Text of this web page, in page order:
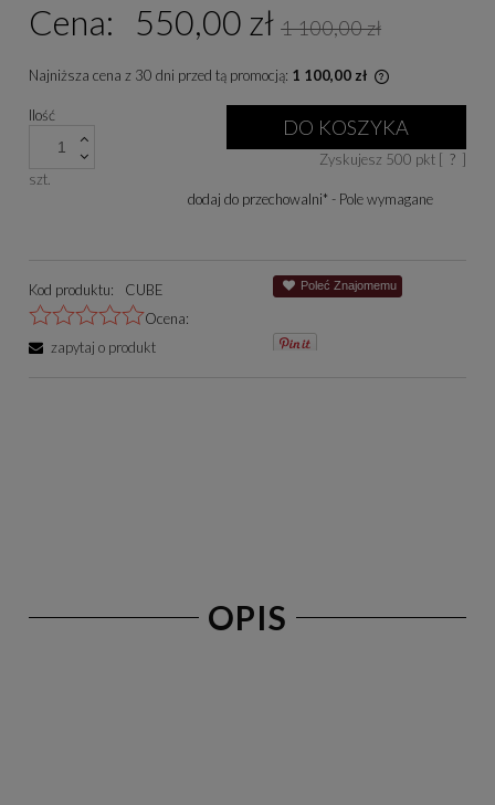
Cena: 550,00 zł 1 100,00 zł
Najniższa cena z 30 dni przed tą promocją: 1 100,00 zł
niż 30 dni,
cena od
się w
Ilość
szt.
DO KOSZYKA
Zyskujesz 500 pkt [ ? ]
dodaj do przechowalni* - Pole wymagane
Kod produktu:
CUBE
Ocena:
zapytaj o produkt
Poleć Znajomemu
OPIS